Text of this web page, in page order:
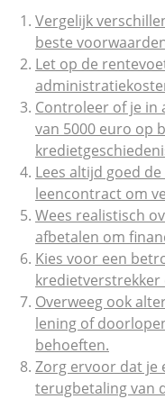
Vergelijk
beste
Let op de
Controleer of je in
van 5000 euro op
Lees altijd goed
leencontract om
Wees realistisch
afbetalen om
Kies voor een
Overweeg ook
lening of
behoeften.
Zorg ervoor dat je
terugbetaling van